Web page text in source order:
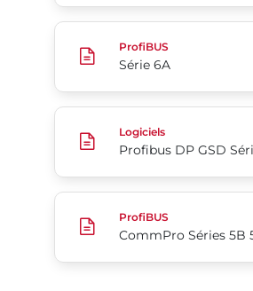
Série 6A
ProfiBUS
Série 6A
Profibus DP GSD Séries 5B/5C
Logiciels
CommPro Séries 5B 5C
ProfiBUS